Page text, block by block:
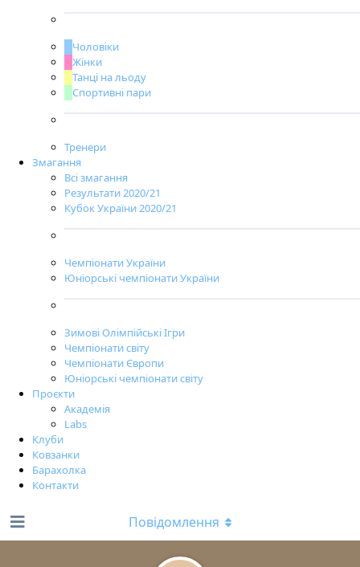
Чоловіки
Жінки
Танці на льоду
Спортивні пари
Тренери
Змагання
Всі змагання
Результати 2020/21
Кубок України 2020/21
Чемпіонати України
Юніорські чемпіонати України
Зимові Олімпійські Ігри
Чемпіонати світу
Чемпіонати Європи
Юніорські чемпіонати світу
Проєкти
Академія
Labs
Клуби
Ковзанки
Барахолка
Контакти
Повідомлення